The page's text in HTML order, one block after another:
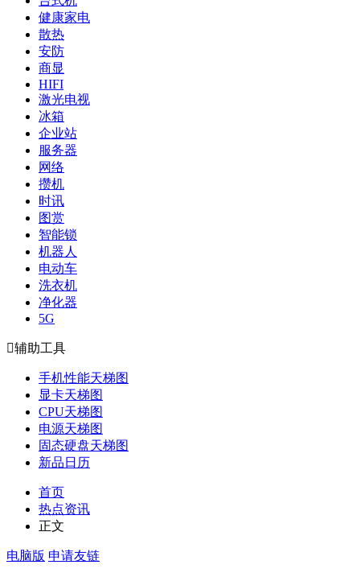
健康家电
散热
安防
商显
HIFI
激光电视
冰箱
企业站
服务器
网络
攒机
时讯
图赏
智能锁
机器人
电动车
洗衣机
净化器
5G
辅助工具
手机性能天梯图
显卡天梯图
CPU天梯图
电源天梯图
固态硬盘天梯图
新品日历
首页
热点资讯
正文
电脑版 申请友链